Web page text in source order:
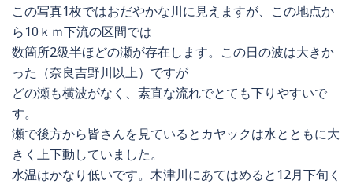
この写真1枚ではおだやかな川に見えますが、この地点か
ら10ｋｍ下流の区間では
数箇所2級半ほどの瀬が存在します。この日の波は大きか
った（奈良吉野川以上）ですが
どの瀬も横波がなく、素直な流れでとても下りやすいで
す。
瀬で後方から皆さんを見ているとカヤックは水とともに大
きく上下動していました。
水温はかなり低いです。木津川にあてはめると12月下旬く